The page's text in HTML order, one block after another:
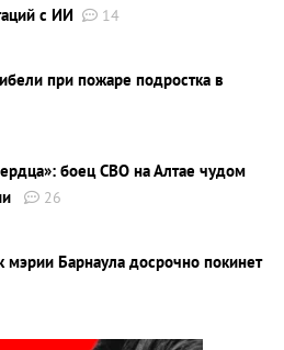
с ИИ
14
при пожаре подростка в
боец СВО на Алтае чудом
26
Барнаула досрочно покинет